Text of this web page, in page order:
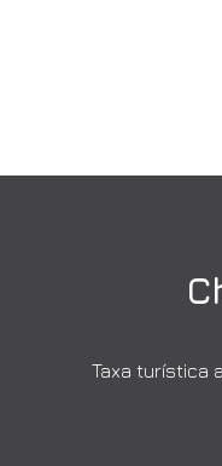
Taxa turística